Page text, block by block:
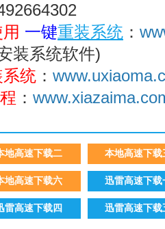
一键重装系统 ：
装系统软件)
统 ：
：
地高速下载二 本地高速下载
地高速下载六 迅雷高速下载
雷高速下载四 迅雷高速下载